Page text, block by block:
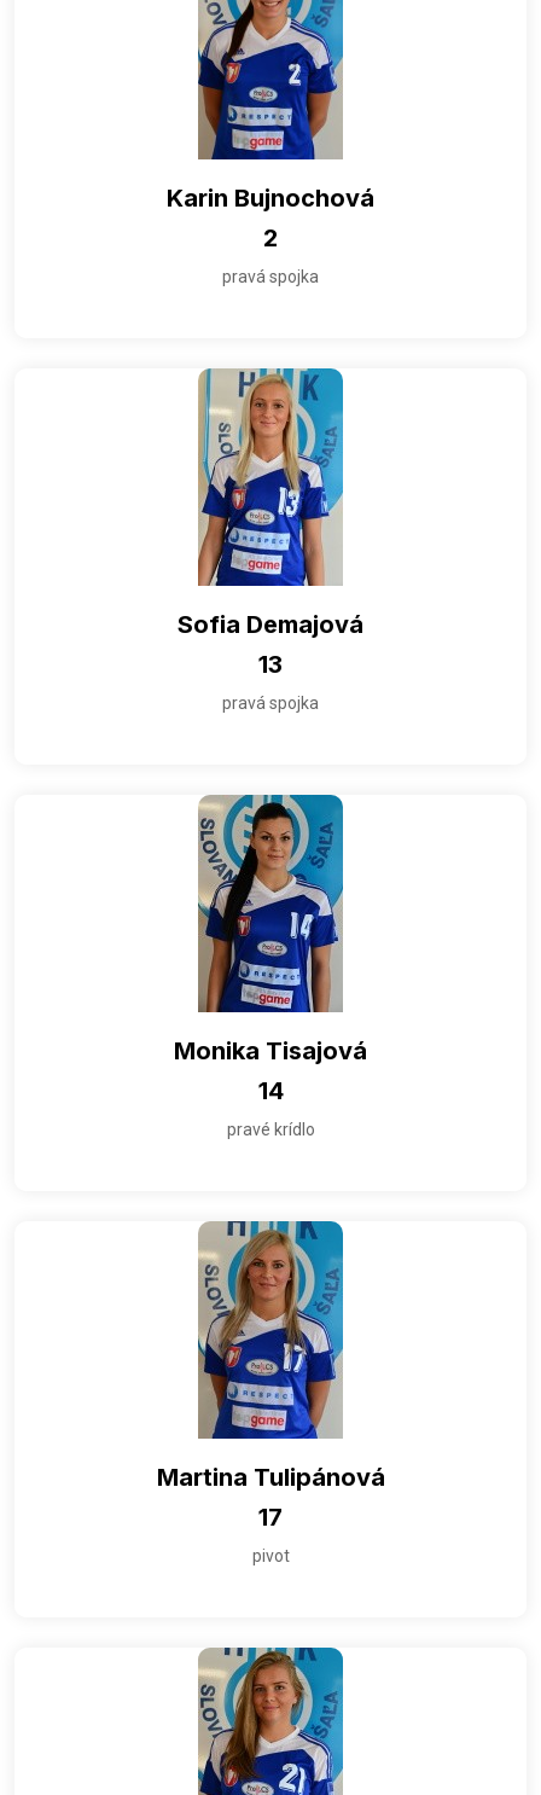
Karin Bujnochová
2
pravá spojka
Sofia Demajová
13
pravá spojka
Monika Tisajová
14
pravé krídlo
Martina Tulipánová
17
pivot